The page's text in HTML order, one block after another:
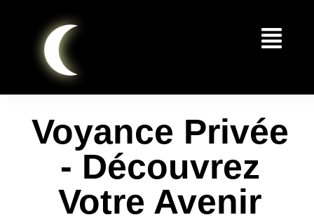
Voyance Privée
- Découvrez
Votre Avenir